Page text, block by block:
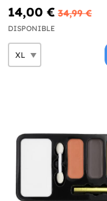
14,00 € 34,99 €
DISPONIBLE